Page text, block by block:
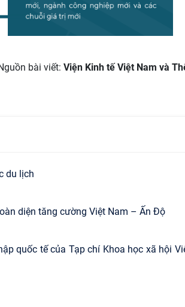
bài viết: Viện Kinh tế Việt Nam và
du lịch
diện tăng cường Việt Nam – Ấn Độ
quốc tế của Tạp chí Khoa học xã hội